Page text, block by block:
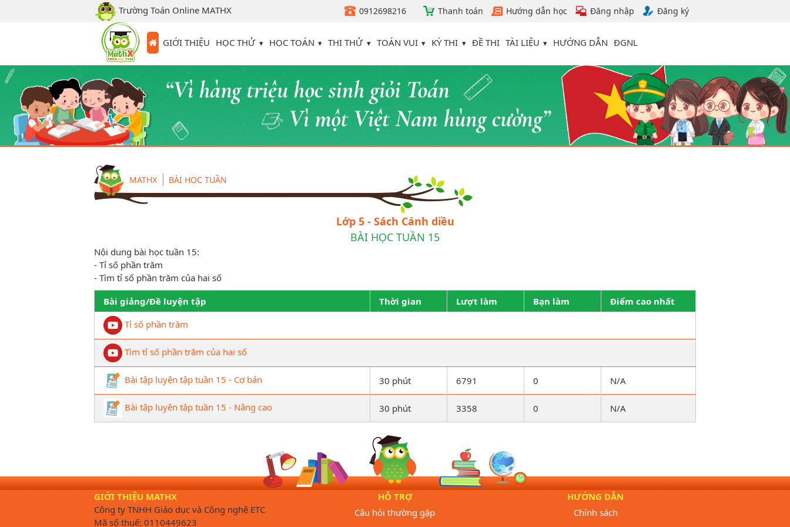
Trường Toán Online MATHX 0912698216 Thanh toán Hướng dẫn học Đăng nhập Đăng ký
GIỚI THIỆU HỌC THỬ HỌC TOÁN THI THỬ TOÁN VUI KỲ THI ĐỀ THI TÀI LIỆU HƯỚNG DẪN ĐGNL
MATHX BÀI HỌC TUẦN
Lớp 5 - Sách Cánh diều
BÀI HỌC TUẦN 15
Nội dung bài học tuần 15:
- Tỉ số phần trăm
- Tìm tỉ số phần trăm của hai số
Bài giảng/Đề luyện tập
Thời gian Lượt làm Bạn làm
Điểm cao nhất
Tỉ số phần trăm
Tìm tỉ số phần trăm của hai số
Bài tập luyện tập tuần 15 - Cơ bản 30 phút 6791 0 N/A
Bài tập luyện tập tuần 15 - Nâng cao 30 phút 3358 0 N/A
GIỚI THIỆU MATHX
Công ty TNHH Giáo dục và Công nghệ ETC
Mã số thuế: 0110449623
HỖ TRỢ
Câu hỏi thường gặp
HƯỚNG DẪN
Chính sách